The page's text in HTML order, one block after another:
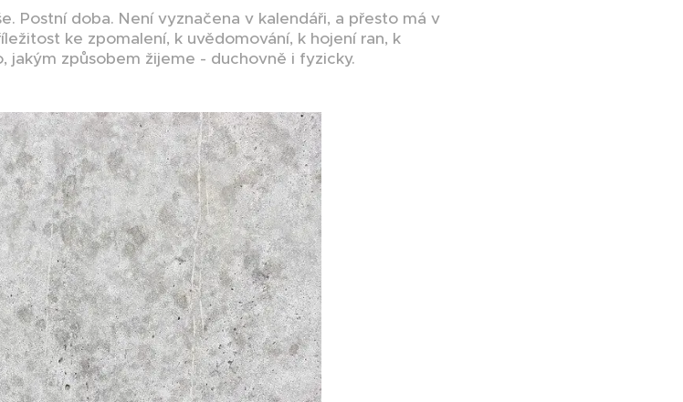
Postní doba. Není vyznačena v kalendáři, a přesto má v
ke zpomalení, k uvědomování, k hojení ran, k
jakým způsobem žijeme - duchovně i fyzicky.